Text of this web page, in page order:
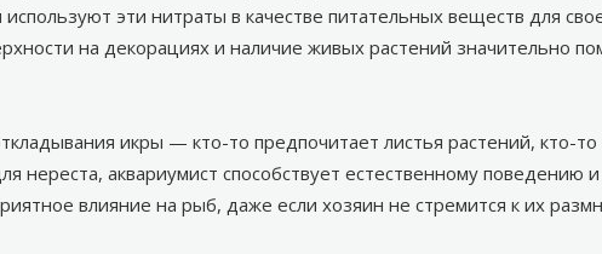
эти нитраты в качестве питательных веществ для
на декорациях и наличие живых растений значительно
икры — кто-то предпочитает листья растений, кто-то
нереста, аквариумист способствует естественному
влияние на рыб, даже если хозяин не стремится к их